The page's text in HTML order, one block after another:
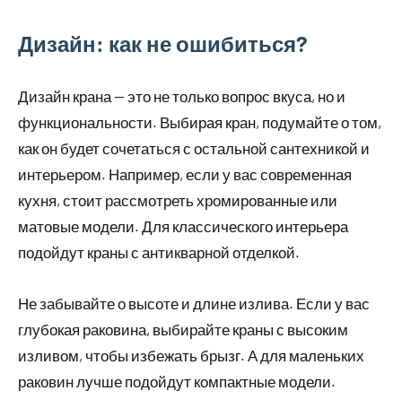
Дизайн: как не ошибиться?
Дизайн крана — это не только вопрос вкуса, но и
функциональности. Выбирая кран, подумайте о том,
как он будет сочетаться с остальной сантехникой и
интерьером. Например, если у вас современная
кухня, стоит рассмотреть хромированные или
матовые модели. Для классического интерьера
подойдут краны с антикварной отделкой.
Не забывайте о высоте и длине излива. Если у вас
глубокая раковина, выбирайте краны с высоким
изливом, чтобы избежать брызг. А для маленьких
раковин лучше подойдут компактные модели.